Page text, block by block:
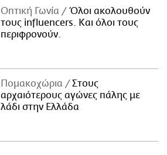
Οπτική Γωνία
Όλοι ακολουθούν
τους influencers. Και όλοι τους
περιφρονούν.
Πομακοχώρια
Στους
αρχαιότερους αγώνες πάλης με
λάδι στην Ελλάδα